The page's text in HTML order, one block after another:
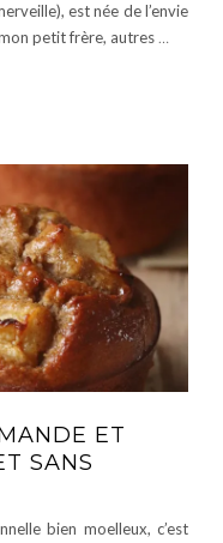
est née de l’envie
petit frère, autres…
ET
SANS
bien moelleux, c’est